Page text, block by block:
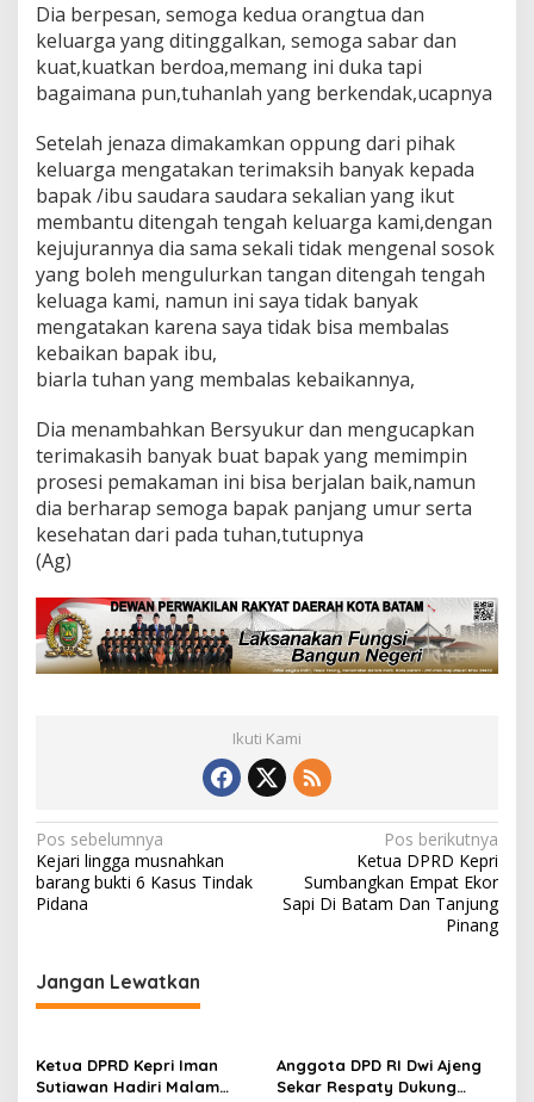
Dia berpesan, semoga kedua orangtua dan
keluarga yang ditinggalkan, semoga sabar dan
kuat,kuatkan berdoa,memang ini duka tapi
bagaimana pun,tuhanlah yang berkendak,ucapnya
Setelah jenaza dimakamkan oppung dari pihak
keluarga mengatakan terimaksih banyak kepada
bapak /ibu saudara saudara sekalian yang ikut
membantu ditengah tengah keluarga kami,dengan
kejujurannya dia sama sekali tidak mengenal sosok
yang boleh mengulurkan tangan ditengah tengah
keluaga kami, namun ini saya tidak banyak
mengatakan karena saya tidak bisa membalas
kebaikan bapak ibu,
biarla tuhan yang membalas kebaikannya,
Dia menambahkan Bersyukur dan mengucapkan
terimakasih banyak buat bapak yang memimpin
prosesi pemakaman ini bisa berjalan baik,namun
dia berharap semoga bapak panjang umur serta
kesehatan dari pada tuhan,tutupnya
(Ag)
Ikuti Kami
N
a
v
g
a
i
Pos sebelumnya
Kejari lingga musnahkan
barang bukti 6 Kasus Tindak
Pidana
Pos berikutnya
Ketua DPRD Kepri
Sumbangkan Empat Ekor
Sapi Di Batam Dan Tanjung
Pinang
Jangan Lewatkan
Ketua DPRD Kepri Iman
Sutiawan Hadiri Malam
Anggota DPD RI Dwi Ajeng
Sekar Respaty Dukung